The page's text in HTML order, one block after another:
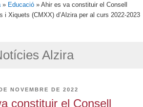
» Educació »Ahir es va constituir el Consell
i Xiquets (CMXX) d’Alzira per al curs 2022-2023
Alzira
NOVEMBRE DE 2022
constituir el Consell